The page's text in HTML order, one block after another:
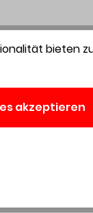
in
im AUTO-
für Sie
bieten
akzeptieren